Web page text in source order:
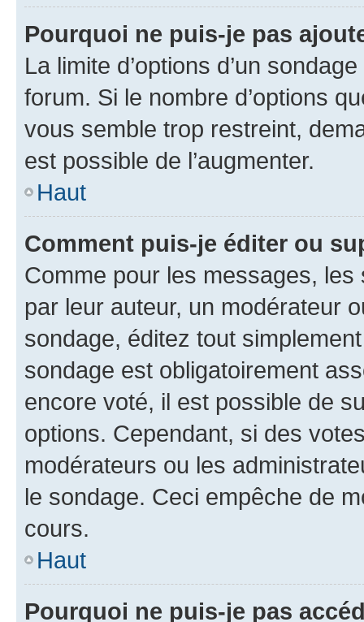
Pourquoi ne puis-je pas
La limite d’options d’un
forum. Si le nombre d’options
vous semble trop restreint,
est possible de l’augmenter.
Haut
Comment puis-je éditer ou
Comme pour les messages,
par leur auteur, un modérateur
sondage, éditez tout
sondage est obligatoirement
encore voté, il est possible de
options. Cependant, si des
modérateurs ou les
le sondage. Ceci empêche de
cours.
Haut
Pourquoi ne puis-je pas